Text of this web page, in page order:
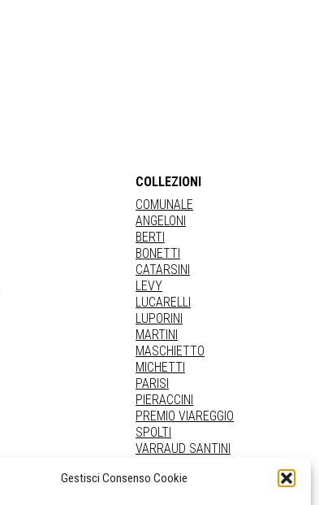
Gestisci Consenso Cookie
COLLEZIONI
COMUNALE
ANGELONI
BERTI
BONETTI
CATARSINI
LEVY
LUCARELLI
LUPORINI
MARTINI
MASCHIETTO
MICHETTI
PARISI
PIERACCINI
PREMIO VIAREGGIO
SPOLTI
VARRAUD SANTINI